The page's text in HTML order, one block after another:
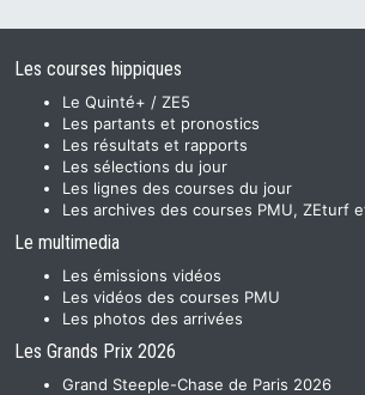
Les courses hippiques
Le Quinté+ / ZE5
Les partants et pronostics
Les résultats et rapports
Les sélections du jour
Les lignes des courses du jour
Les archives des courses PMU, ZEturf
Le multimedia
Les émissions vidéos
Les vidéos des courses PMU
Les photos des arrivées
Les Grands Prix 2026
Grand Steeple-Chase de Paris 2026